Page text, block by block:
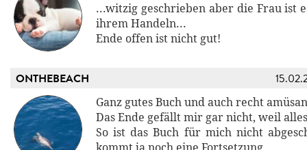
...witzig geschrieben aber die Frau ist
ihrem Handeln...
Ende offen ist nicht gut!
ONTHEBEACH
Ganz gutes Buch und auch recht
Das Ende gefällt mir gar nicht, weil
So ist das Buch für mich nicht